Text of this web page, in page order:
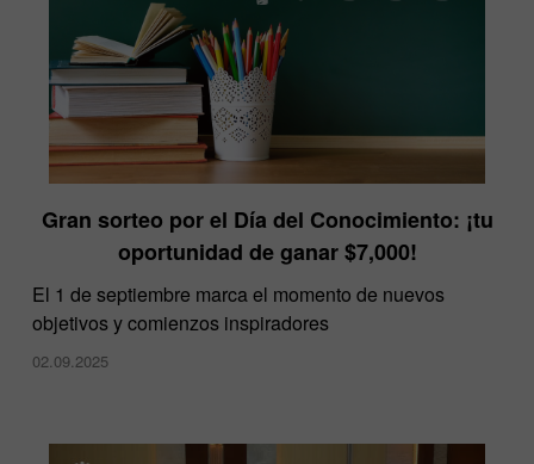
Gran sorteo por el Día del Conocimiento: ¡tu
oportunidad de ganar $7,000!
El 1 de septiembre marca el momento de nuevos
objetivos y comienzos inspiradores
02.09.2025